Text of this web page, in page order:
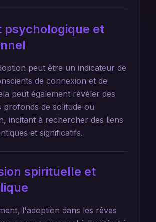
psychologique et
peut être un indicateur de
de connexion et de
peut également révéler des
profonds de solitude ou
incitant à rechercher des liens
et significatifs.
spirituelle et
l'adoption dans les rêves